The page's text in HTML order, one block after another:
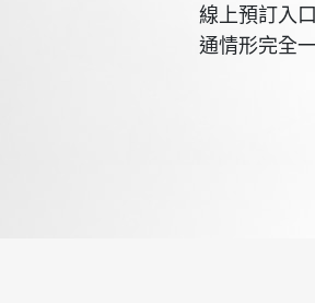
線上預訂入
通情形完全